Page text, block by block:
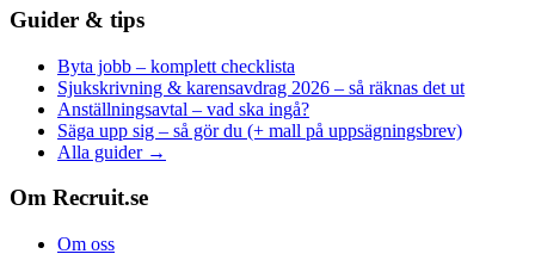
Guider & tips
Byta jobb – komplett checklista
Sjukskrivning & karensavdrag 2026 – så räknas det ut
Anställningsavtal – vad ska ingå?
Säga upp sig – så gör du (+ mall på uppsägningsbrev)
Alla guider →
Om Recruit.se
Om oss